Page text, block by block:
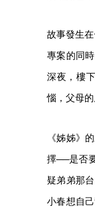
故事發生
專案的同
深夜，樓
惱，父母
《姊姊》
擇──是否
疑弟弟那
小春想自